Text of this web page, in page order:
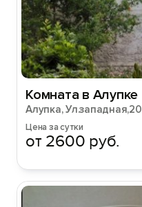
Комната в Алупке
Алупка, Ул.западная,20
Цена за сутки
от 2600 руб.